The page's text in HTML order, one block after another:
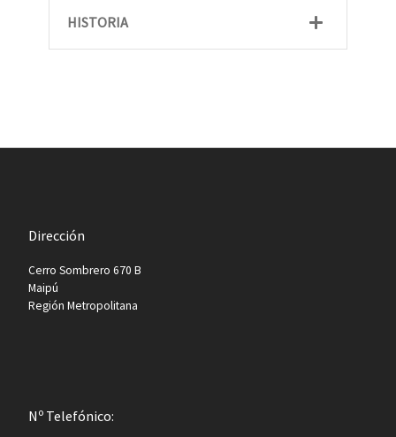
HISTORIA
Dirección
Cerro Sombrero 670 B
Maipú
Región Metropolitana
Nº Telefónico: